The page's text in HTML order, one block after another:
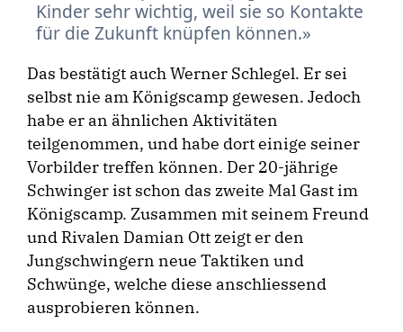
Kinder sehr wichtig, weil sie so Kontakte
für die Zukunft knüpfen können.
Das bestätigt auch Werner Schlegel. Er sei
selbst nie am Königscamp gewesen. Jedoch
habe er an ähnlichen Aktivitäten
teilgenommen, und habe dort einige seiner
Vorbilder treffen können. Der 20-jährige
Schwinger ist schon das zweite Mal Gast im
Königscamp. Zusammen mit seinem Freund
und Rivalen Damian Ott zeigt er den
Jungschwingern neue Taktiken und
Schwünge, welche diese anschliessend
ausprobieren können.